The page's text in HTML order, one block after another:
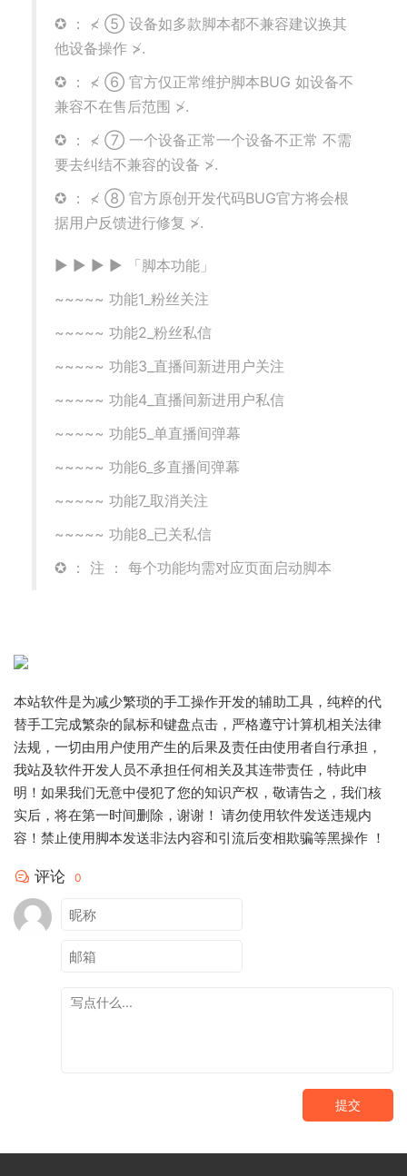
✪ ： ≮ ⑤ 设备如多款脚本都不兼容建议换其
他设备操作 ≯.
✪ ： ≮ ⑥ 官方仅正常维护脚本BUG 如设备不
兼容不在售后范围 ≯.
✪ ： ≮ ⑦ 一个设备正常一个设备不正常 不需
要去纠结不兼容的设备 ≯.
✪ ： ≮ ⑧ 官方原创开发代码BUG官方将会根
据用户反馈进行修复 ≯.
▶ ▶ ▶ ▶ 「脚本功能」
~~~~~ 功能1_粉丝关注
~~~~~ 功能2_粉丝私信
~~~~~ 功能3_直播间新进用户关注
~~~~~ 功能4_直播间新进用户私信
~~~~~ 功能5_单直播间弹幕
~~~~~ 功能6_多直播间弹幕
~~~~~ 功能7_取消关注
~~~~~ 功能8_已关私信
✪ ： 注 ： 每个功能均需对应页面启动脚本
本站软件是为减少繁琐的手工操作开发的辅助工具，纯粹的代
替手工完成繁杂的鼠标和键盘点击，严格遵守计算机相关法律
法规，一切由用户使用产生的后果及责任由使用者自行承担，
我站及软件开发人员不承担任何相关及其连带责任，特此申
明！如果我们无意中侵犯了您的知识产权，敬请告之，我们核
实后，将在第一时间删除，谢谢！ 请勿使用软件发送违规内
容！禁止使用脚本发送非法内容和引流后变相欺骗等黑操作 ！
评论 0
提交